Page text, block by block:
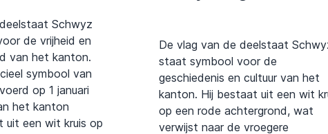
Schwyz
de vrijheid en
van het kanton.
symbool van
op 1 januari
het kanton
uit een wit kruis op
De vlag van de deelstaat
staat symbool voor de
geschiedenis en cultuur van het
kanton. Hij bestaat uit een wit
op een rode achtergrond, wat
verwijst naar de vroegere